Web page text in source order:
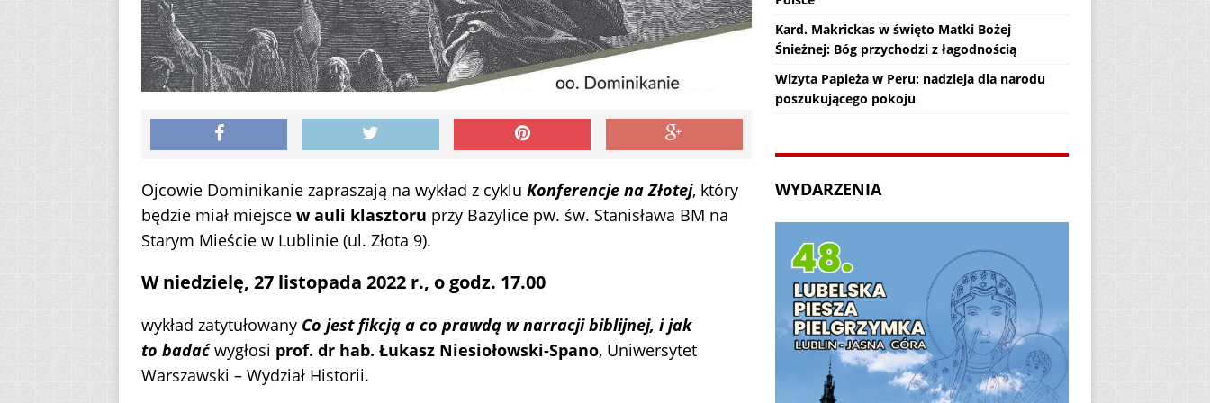
Ojcowie Dominikanie zapraszają na wykład z cyklu Konferencje na Złotej, który
będzie miał miejsce w auli klasztoru przy Bazylice pw. św. Stanisława BM na
Starym Mieście w Lublinie (ul. Złota 9).
W niedzielę, 27 listopada 2022 r., o godz. 17.00
wykład zatytułowany Co jest fikcją a co prawdą w narracji biblijnej, i jak
to badaćwygłosi prof. dr hab. Łukasz Niesiołowski-Spano, Uniwersytet
Warszawski – Wydział Historii.
Kard. Makrickas w święto Matki Bożej
Śnieżnej: Bóg przychodzi z łagodnością
Wizyta Papieża w Peru: nadzieja dla narodu
poszukującego pokoju
WYDARZENIA